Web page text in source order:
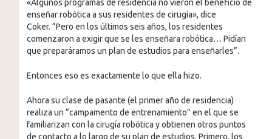
«Algunos programas de residencia no vieron el beneficio de
enseñar robótica a sus residentes de cirugía», dice
Coker. “Pero en los últimos seis años, los residentes
comenzaron a exigir que se les enseñara robótica… Pidían
que preparáramos un plan de estudios para enseñarles”.
Entonces eso es exactamente lo que ella hizo.
Ahora su clase de pasante (el primer año de residencia)
realiza un “campamento de entrenamiento” en el que se
familiarizan con la cirugía robótica y obtienen otros puntos
de contacto a lo largo de su plan de estudios. Primero, los